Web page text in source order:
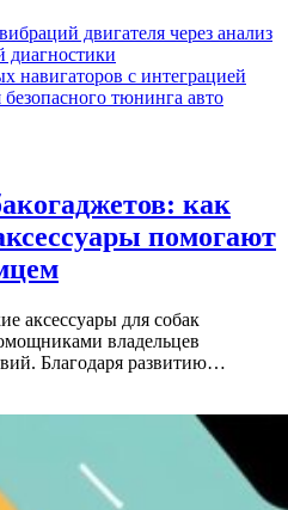
двигателя через анализ
диагностики
навигаторов с интеграцией
тюнинга авто
как
помогают
аксессуары для собак
владельцев
Благодаря развитию…